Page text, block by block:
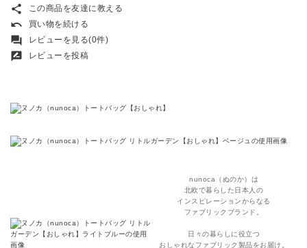
share この商品を友達に教える
undo 買い物を続ける
forum レビューを見る(0件)
rate_review レビューを投稿
nunoca（ぬのか）は
北欧で暮らした日本人の
インスピレーションからなる
ファブリックブランド。
日々の暮らしに役立つ
おしゃれなファブリック製品をお届け。